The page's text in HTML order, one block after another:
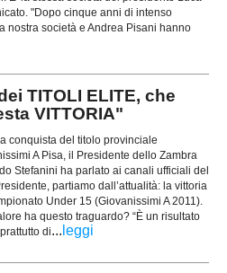
"Dopo cinque anni di intenso
nostra società e Andrea Pisani hanno
TITOLI ELITE, che
VITTORIA"
conquista del titolo provinciale
A Pisa, il Presidente dello Zambra
Stefanini ha parlato ai canali ufficiali del
partiamo dall’attualità: la vittoria
Under 15 (Giovanissimi A 2011).
ha questo traguardo? “È un risultato
di... leggi